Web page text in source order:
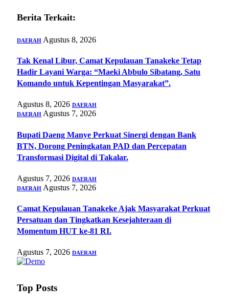
Berita Terkait:
DAERAH Agustus 8, 2026
Tak Kenal Libur, Camat Kepulauan Tanakeke Tetap
Hadir Layani Warga: “Maeki Abbulo Sibatang, Satu
Komando untuk Kepentingan Masyarakat”.
Agustus 8, 2026 DAERAH
DAERAH Agustus 7, 2026
Bupati Daeng Manye Perkuat Sinergi dengan Bank
BTN, Dorong Peningkatan PAD dan Percepatan
Transformasi Digital di Takalar.
Agustus 7, 2026 DAERAH
DAERAH Agustus 7, 2026
Camat Kepulauan Tanakeke Ajak Masyarakat Perkuat
Persatuan dan Tingkatkan Kesejahteraan di
Momentum HUT ke-81 RI.
Agustus 7, 2026 DAERAH
Top Posts